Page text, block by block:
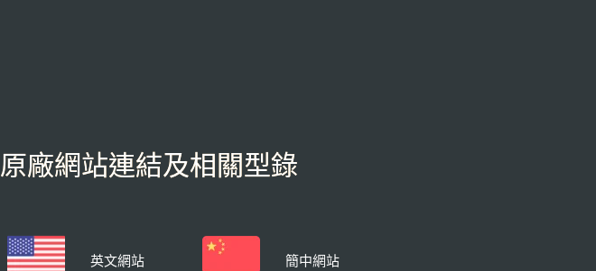
原廠網站連結及相關型錄
英文網站 簡中網站